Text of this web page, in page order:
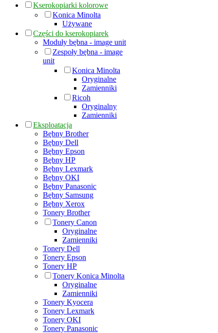
Kserokopiarki kolorowe
Konica Minolta
Używane
Części do kserokopiarek
Moduły bębna - image unit
Zespoły bębna - image
unit
Konica Minolta
Oryginalne
Zamienniki
Ricoh
Oryginalny
Zamienniki
Eksploatacja
Bębny Brother
Bębny Dell
Bębny Epson
Bębny HP
Bębny Lexmark
Bębny OKI
Bębny Panasonic
Bębny Samsung
Bębny Xerox
Tonery Brother
Tonery Canon
Oryginalne
Zamienniki
Tonery Dell
Tonery Epson
Tonery HP
Tonery Konica Minolta
Oryginalne
Zamienniki
Tonery Kyocera
Tonery Lexmark
Tonery OKI
Tonery Panasonic